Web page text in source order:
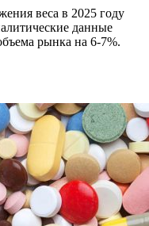
веса в 2025 году
данные
рынка на 6-7%.